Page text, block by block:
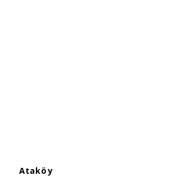
Ataköy